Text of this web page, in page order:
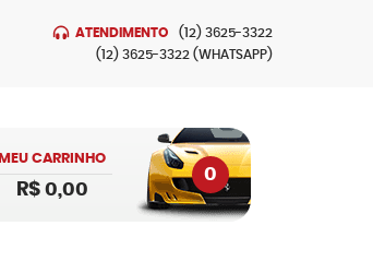
ATENDIMENTO (12) 3625-3322
(12) 3625-3322 (WHATSAPP)
MEU CARRINHO
0
R$ 0,00